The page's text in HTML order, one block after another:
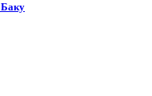
Баку